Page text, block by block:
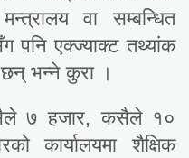
वा सम्बन्धित
पनि एक्ज्याक्ट तथ्यांक
भन्ने कुरा ।
७ हजार, कसैले १०
कार्यालयमा शैक्षिक